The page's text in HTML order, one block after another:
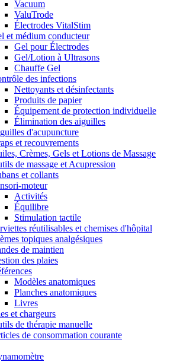
Vacuum
ValuTrode
Électrodes VitalStim
et médium conducteur
Gel pour Électrodes
Gel/Lotion à Ultrasons
Chauffe Gel
des infections
Nettoyants et désinfectants
Produits de papier
Équipement de protection individuelle
Élimination des aiguilles
d'acupuncture
et recouvrements
Crèmes, Gels et Lotions de Massage
de massage et Acupression
et collants
moteur
Activités
Équilibre
Stimulation tactile
réutilisables et chemises d'hôpital
topiques analgésiques
de maintien
des plaies
Modèles anatomiques
Planches anatomiques
Livres
et chargeurs
de thérapie manuelle
de consommation courante